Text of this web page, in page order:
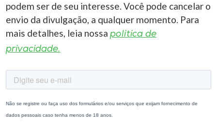
podem ser de seu interesse. Você pode cancelar o
envio da divulgação, a qualquer momento. Para
mais detalhes, leia nossa política de
privacidade.